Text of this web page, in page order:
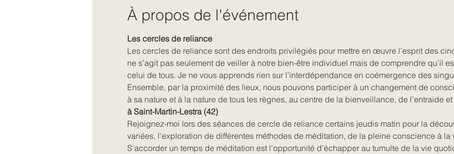
À propos de l'événement
Les cercles de reliance
Les cercles de reliance sont des endroits privilégiés pour mettre en œuvre l’esprit des
ne s’agit pas seulement de veiller à notre bien-être individuel mais de comprendre qu’il
celui de tous. Je ne vous apprends rien sur l’interdépendance en coémergence des
Ensemble, par la proximité des lieux, nous pouvons participer à un changement de
à sa nature et à la nature de tous les règnes, au centre de la bienveillance, de l’entraide
à Saint-Martin-Lestra (42)
Rejoignez-moi lors des séances de cercle de reliance certains jeudis matin pour la
variées, l'exploration de différentes méthodes de méditation, de la pleine conscience à la
S'accorder un temps de méditation est l'opportunité d'échapper au tumulte de la vie